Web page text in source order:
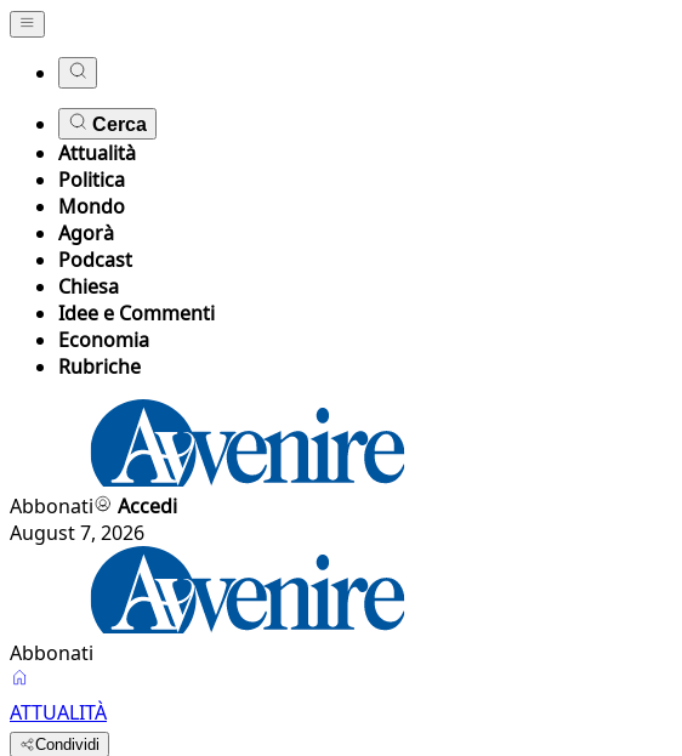
Cerca
Attualità
Politica
Mondo
Agorà
Podcast
Chiesa
Idee e Commenti
Economia
Rubriche
Abbonati
Accedi
August 7, 2026
Abbonati
ATTUALITÀ
Condividi